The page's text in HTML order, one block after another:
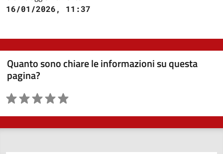
16/01/2026, 11:37
Quanto sono chiare le informazioni su questa
pagina?
Valutazione